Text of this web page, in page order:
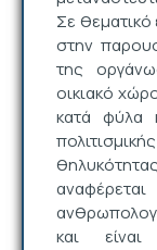
Σε
στην
της
οικιακό
κατά φύλα
και